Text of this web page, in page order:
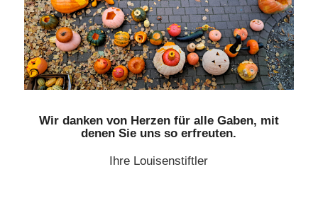
Wir danken von Herzen für alle Gaben, mit
denen Sie uns so erfreuten.
Ihre Louisenstiftler